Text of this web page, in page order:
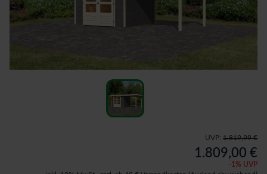
UVP: 1.819,99 €
1.809,00 €
-1 % UVP